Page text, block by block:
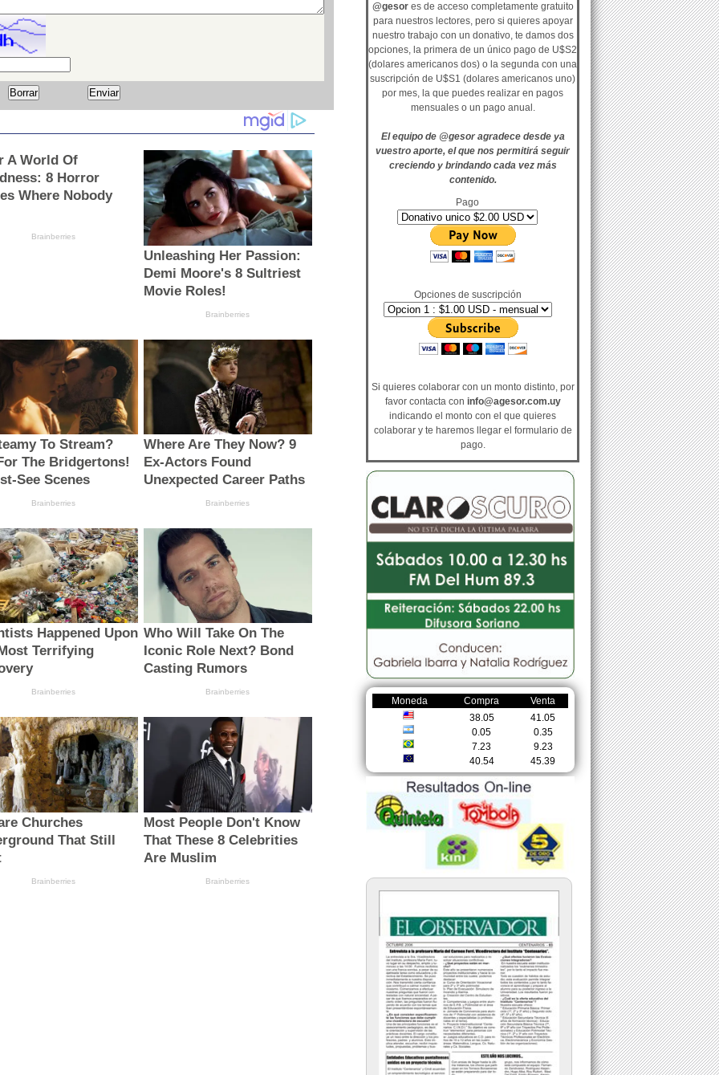
@gesores de acceso completamente gratuito
para nuestros lectores, pero si quieres apoyar
nuestro trabajo con un donativo, te damos dos
opciones, la primera de un único pago de U$S2
(dolares americanos dos) o la segunda con una
suscripción de U$S1 (dolares americanos uno)
por mes, la que puedes realizar en pagos
mensuales o un pago anual.
El equipo de @gesor agradece desde ya
vuestro aporte, el que nos permitirá seguir
creciendo y brindando cada vez más
contenido.
Pago
Opciones de suscripción
Si quieres colaborar con un monto distinto, por
favor contacta con info@agesor.com.uy
indicando el monto con el que quieres
colaborar y te haremos llegar el formulario de
pago.
Moneda Compra
Venta
38.05
41.05
0.05
0.35
7.23
9.23
40.54
45.39